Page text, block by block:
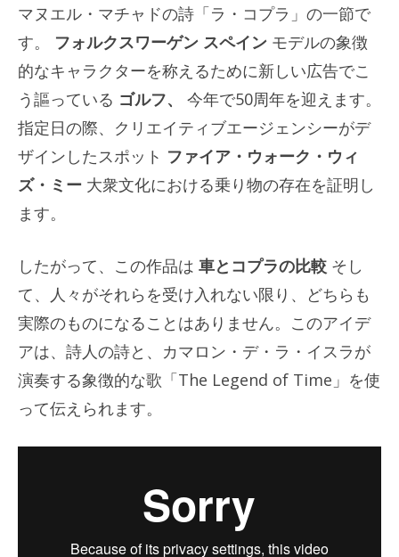
マヌエル・マチャドの詩「ラ・コプラ」の一節で
す。 フォルクスワーゲン スペイン モデルの象徴
的なキャラクターを称えるために新しい広告でこ
う謳っている ゴルフ、
今年で50周年を迎えます。
指定日の際、クリエイティブエージェンシーがデ
ザインしたスポット ファイア・ウォーク・ウィ
ズ・ミー 大衆文化における乗り物の存在を証明し
ます。
したがって、この作品は 車とコプラの比較 そし
て、人々がそれらを受け入れない限り、どちらも
実際のものになることはありません。このアイデ
アは、詩人の詩と、カマロン・デ・ラ・イスラが
演奏する象徴的な歌「The Legend of Time」を使
って伝えられます。